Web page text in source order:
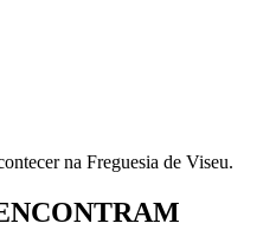
na Freguesia de Viseu.